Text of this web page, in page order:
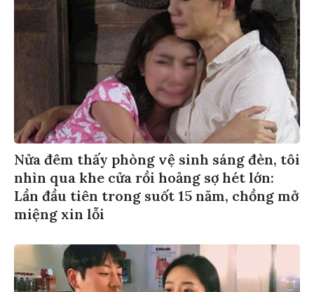
Nửa đêm thấy phòng vệ sinh sáng đèn, tôi
nhìn qua khe cửa rồi hoảng sợ hét lớn:
Lần đầu tiên trong suốt 15 năm, chồng mở
miệng xin lỗi